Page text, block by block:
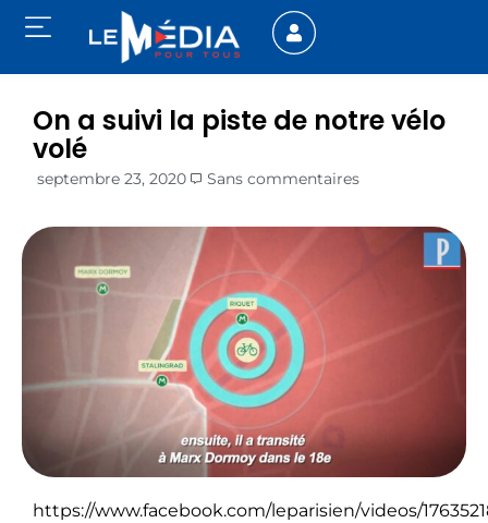
On a suivi la piste de notre vélo
volé
septembre 23, 2020 Sans commentaires
https://www.facebook.com/leparisien/videos/